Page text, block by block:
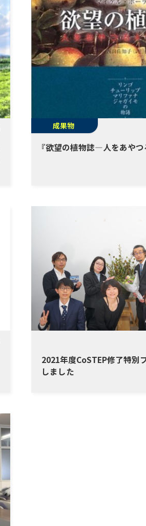
成果物
『欲望の植物誌―人をあやつ
2021年度CoSTEP修了特別
しました